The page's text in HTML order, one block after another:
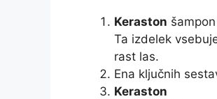
Keraston
Ta izdelek
rast las.
Ena ključnih
Keraston